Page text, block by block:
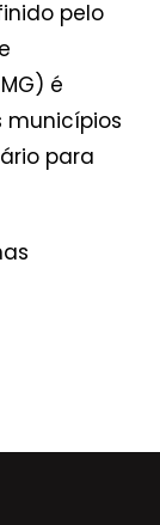
pelo
é
municípios
para